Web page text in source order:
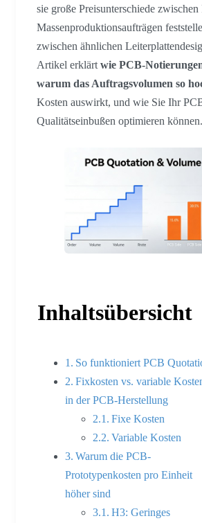
sie große Preisunterschiede
Massenproduktionsaufträgen
zwischen ähnlichen
Artikel erklärtwie PCB-
warum das Auftragsvolumen so
Kosten auswirkt, und wie Sie Ihr
Qualitätseinbußen optimieren können.
Inhaltsübersicht
So funktioniert PCB
Fixkosten vs. variable
in der PCB-Herstellung
Fixe Kosten
Variable Kosten
Warum die PCB-
Prototypenkosten pro Einheit
höher sind
H3: Geringes